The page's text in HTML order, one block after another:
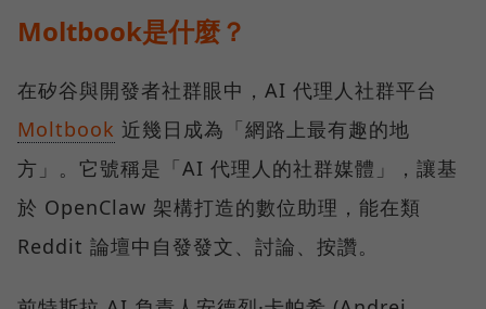
Moltbook是什麼？
在矽谷與開發者社群眼中，AI 代理人社群平台
Moltbook 近幾日成為「網路上最有趣的地
方」。它號稱是「AI 代理人的社群媒體」，讓基
於 OpenClaw 架構打造的數位助理，能在類
Reddit 論壇中自發發文、討論、按讚。